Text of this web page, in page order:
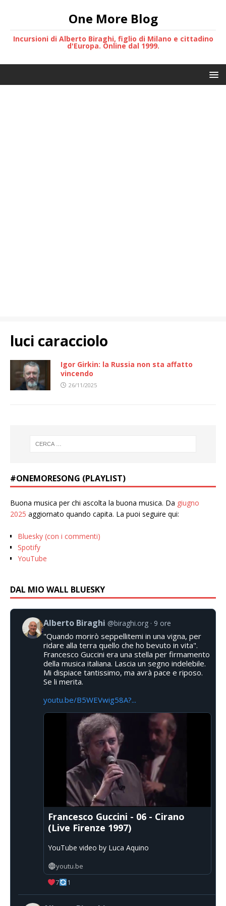
One More Blog
Incursioni di Alberto Biraghi, figlio di Milano e cittadino
d'Europa. Online dal 1999.
luci caracciolo
Igor Girkin: la Russia non sta affatto
vincendo
26/11/2025
#ONEMORESONG (PLAYLIST)
Buona musica per chi ascolta la buona musica. Da giugno
2025 aggiornato quando capita. La puoi seguire qui:
Bluesky (con i commenti)
Spotify
YouTube
DAL MIO WALL BLUESKY
Alberto Biraghi @biraghi.org 9 ore
"Quando morirò seppellitemi in una vigna, per
ridare alla terra quello che ho bevuto in vita".
Francesco Guccini era una stella per firmamento
della musica italiana. Lascia un segno indelebile.
Mi dispiace tantissimo, ma avrà pace e riposo.
Se li merita.
youtu.be/B5WEVwig58A?...
Francesco Guccini - 06 - Cirano
(Live Firenze 1997)
YouTube video by Luca Aquino
youtu.be
7
1